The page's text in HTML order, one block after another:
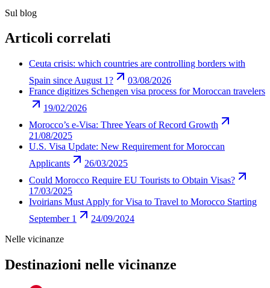
Sul blog
Articoli correlati
Ceuta crisis: which countries are controlling borders with
Spain since August 1?
03/08/2026
France digitizes Schengen visa process for Moroccan travelers
19/02/2026
Morocco’s e-Visa: Three Years of Record Growth
21/08/2025
U.S. Visa Update: New Requirement for Moroccan
Applicants
26/03/2025
Could Morocco Require EU Tourists to Obtain Visas?
17/03/2025
Ivoirians Must Apply for Visa to Travel to Morocco Starting
September 1
24/09/2024
Nelle vicinanze
Destinazioni nelle vicinanze